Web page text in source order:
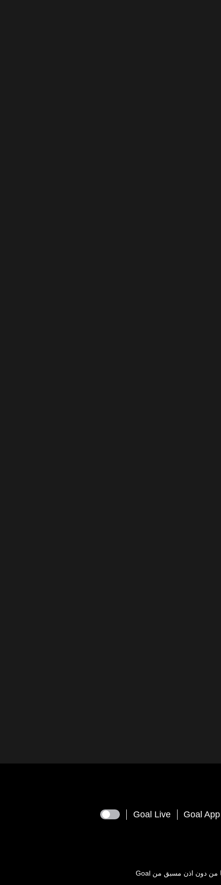
Goal
Goal Live
من دون اذن مسبق من Goal